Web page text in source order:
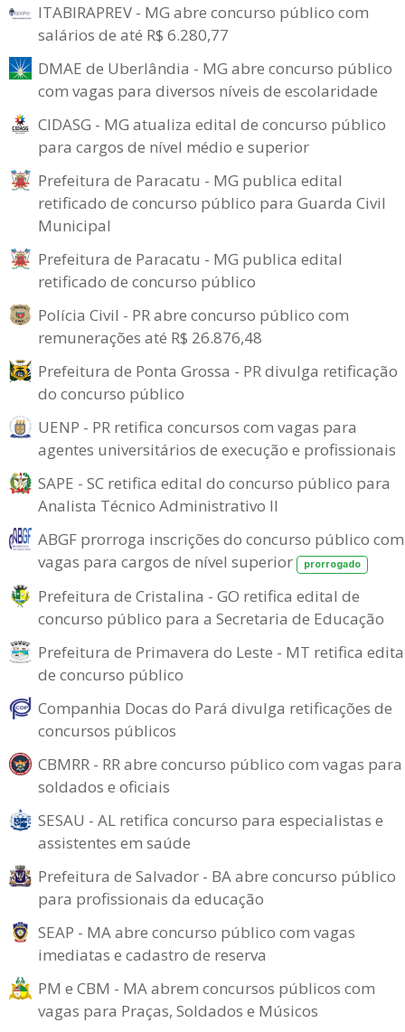
ITABIRAPREV - MG abre concurso público com
salários de até R$ 6.280,77
DMAE de Uberlândia - MG abre concurso público
com vagas para diversos níveis de escolaridade
CIDASG - MG atualiza edital de concurso público
para cargos de nível médio e superior
Prefeitura de Paracatu - MG publica edital
retificado de concurso público para Guarda Civil
Municipal
Prefeitura de Paracatu - MG publica edital
retificado de concurso público
Polícia Civil - PR abre concurso público com
remunerações até R$ 26.876,48
Prefeitura de Ponta Grossa - PR divulga retificação
do concurso público
UENP - PR retifica concursos com vagas para
agentes universitários de execução e profissionais
SAPE - SC retifica edital do concurso público para
Analista Técnico Administrativo II
ABGF prorroga inscrições do concurso público com
vagas para cargos de nível superior
prorrogado
Prefeitura de Cristalina - GO retifica edital de
concurso público para a Secretaria de Educação
Prefeitura de Primavera do Leste - MT retifica
de concurso público
Companhia Docas do Pará divulga retificações de
concursos públicos
CBMRR - RR abre concurso público com vagas para
soldados e oficiais
SESAU - AL retifica concurso para especialistas e
assistentes em saúde
Prefeitura de Salvador - BA abre concurso público
para profissionais da educação
SEAP - MA abre concurso público com vagas
imediatas e cadastro de reserva
PM e CBM - MA abrem concursos públicos com
vagas para Praças, Soldados e Músicos